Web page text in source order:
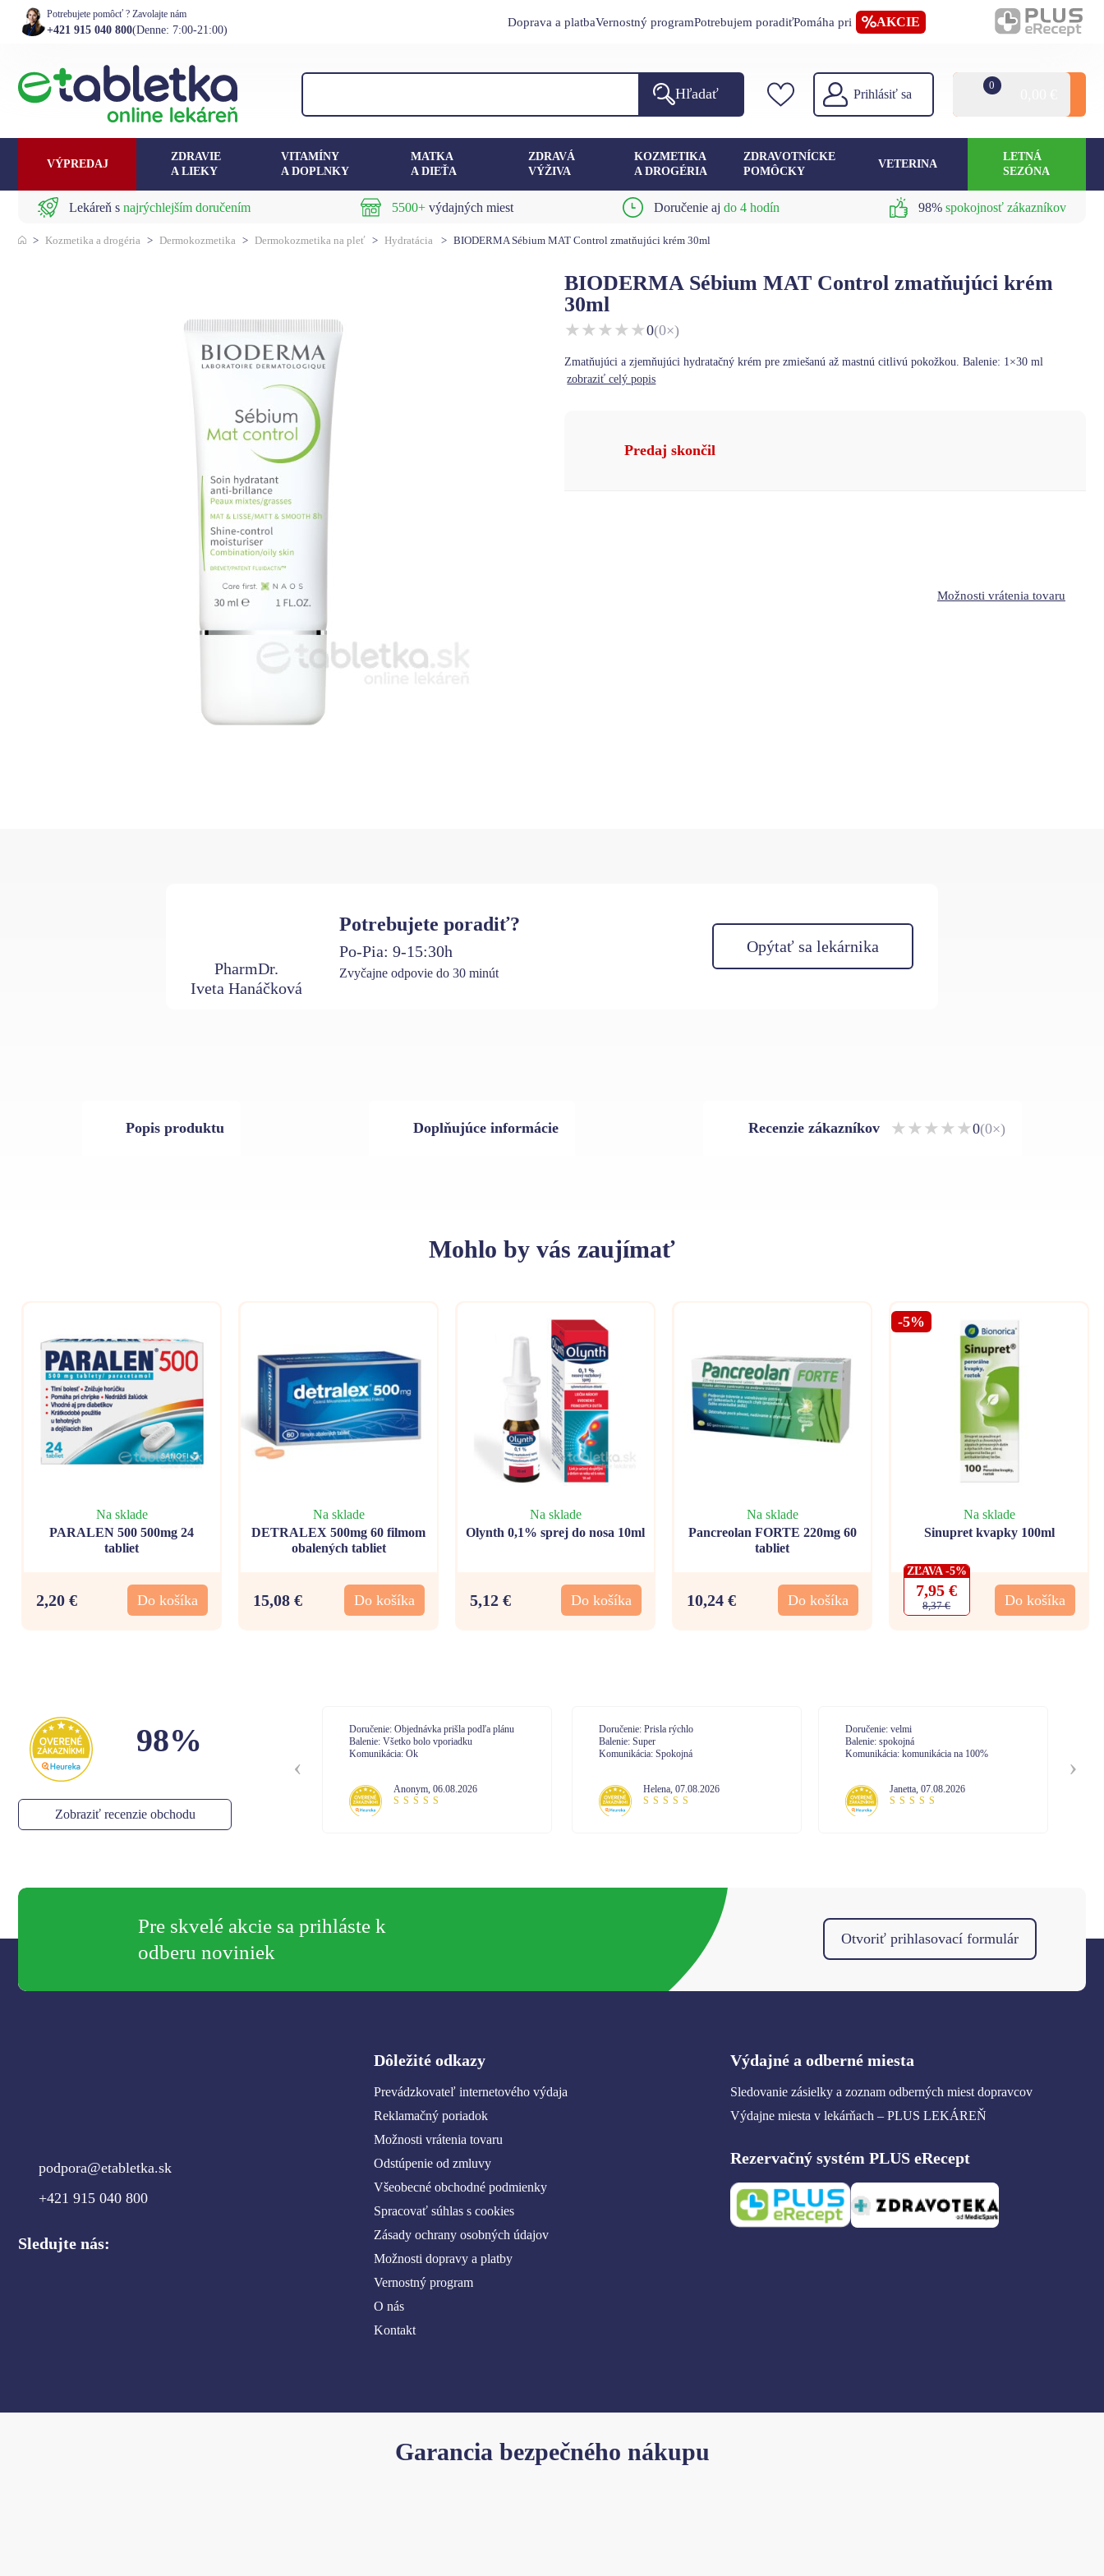
Potrebujete pomôcť ? Zavolajte nám
+421 915 040 800(Denne: 7:00-21:00)
Doprava a platbaVernostný programPotrebujem poradiťPomáha pri AKCIE
Hľadať Prihlásiť sa
0
VÝPREDAJ
ZDRAVIE
A LIEKY
VITAMÍNY
A DOPLNKY
MATKA
A DIEŤA
ZDRAVÁ
VÝŽIVA
KOZMETIKA
A DROGÉRIA
ZDRAVOTNÍCKE
POMÔCKY
VETERINA
LETNÁ
SEZÓNA
Lekáreň snajrýchlejším doručením 5500+výdajných miest Doručenie ajdo 4 hodín 98% spokojnosť zákazníkov
> Kozmetika a drogéria > Dermokozmetika > Dermokozmetika na pleť > Hydratácia > BIODERMA Sébium MAT Control zmatňujúci krém 30ml
BIODERMA Sébium MAT Control zmatňujúci krém
30ml
★★★★★0(0×)
Zmatňujúci a zjemňujúci hydratačný krém pre zmiešanú až mastnú citlivú pokožkou. Balenie: 1×30 ml
zobraziť celý popis
Predaj skončil
Možnosti vrátenia tovaru
PharmDr.
Iveta Hanáčková
Potrebujete poradiť?
Po-Pia: 9-15:30h
Zvyčajne odpovie do 30 minút
Opýtať sa lekárnika
Popis produktu Doplňujúce informácie Recenzie zákazníkov ★★★★★0(0×)
Mohlo by vás zaujímať
Na sklade
PARALEN 500 500mg 24
tabliet
2,20 € Do košíka
Na sklade
DETRALEX 500mg 60 filmom
obalených tabliet
15,08 € Do košíka
Na sklade
Olynth 0,1% sprej do nosa 10ml
5,12 € Do košíka
Na sklade
Pancreolan FORTE 220mg 60
tabliet
10,24 € Do košíka
-5%
Na sklade
Sinupret kvapky 100ml
ZĽAVA -5%
7,95 €
8,37 € Do košíka
98%
Zobraziť recenzie obchodu
Doručenie: Objednávka prišla podľa plánu
Balenie: Všetko bolo vporiadku
Komunikácia: Ok
Doručenie: Prisla rýchlo
Balenie: Super
Komunikácia: Spokojná
Helena, 07.08.2026
Doručenie: velmi
Balenie: spokojná
Komunikácia: komunikácia na 100%
Janetta,07.08.2026
Doručenie: Vysoká spokojnosť. Expresné
vybavenie.
Balenie: So zabalením som bola spokojná
skúsenosť z minula. Vysoká profesionalita
pri vybavovaní.
Mária, 07.08.2026
Pre skvelé akcie sa prihláste k
odberu noviniek
Otvoriť prihlasovací formulár
podpora@etabletka.sk
+421 915 040 800
Sledujte nás:
Dôležité odkazy
Prevádzkovateľ internetového výdaja
Reklamačný poriadok
Možnosti vrátenia tovaru
Odstúpenie od zmluvy
Všeobecné obchodné podmienky
Spracovať súhlas s cookies
Zásady ochrany osobných údajov
Možnosti dopravy a platby
Vernostný program
O nás
Kontakt
Výdajné a odberné miesta
Sledovanie zásielky a zoznam odberných miest dopravcov
Výdajne miesta v lekárňach – PLUS LEKÁREŇ
Rezervačný systém PLUS eRecept
Garancia bezpečného nákupu